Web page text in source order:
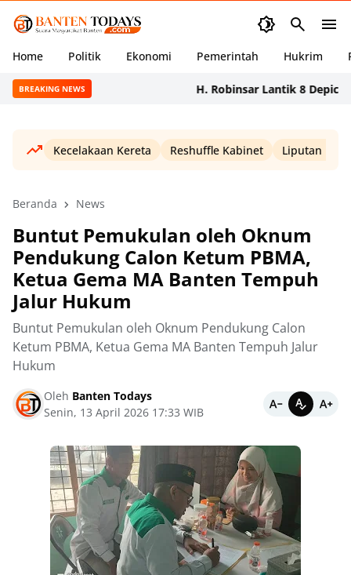
Home Politik Ekonomi Pemerintah Hukrim
BREAKING NEWS H. Robinsar Lantik 8 Depicab
Kecelakaan Kereta Reshuffle Kabinet Liputan Haji
Beranda News
Buntut Pemukulan oleh Oknum
Pendukung Calon Ketum PBMA,
Ketua Gema MA Banten Tempuh
Jalur Hukum
Buntut Pemukulan oleh Oknum Pendukung Calon
Ketum PBMA, Ketua Gema MA Banten Tempuh Jalur
Hukum
Oleh Banten Todays
Senin, 13 April 2026 17:33 WIB